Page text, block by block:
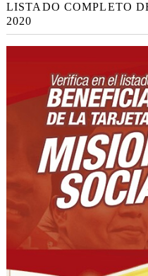
LISTADO COMPLETO
2020